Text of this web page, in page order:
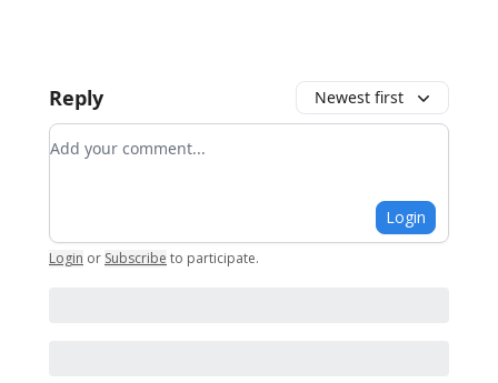
Reply Newest first
Add your comment
Login
Login or Subscribe to participate.